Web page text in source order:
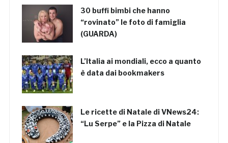
30 buffi bimbi che hanno
“rovinato” le foto di famiglia
(GUARDA)
L’Italia ai mondiali, ecco a quanto
è data dai bookmakers
Le ricette di Natale di VNews24:
“Lu Serpe” e la Pizza di Natale